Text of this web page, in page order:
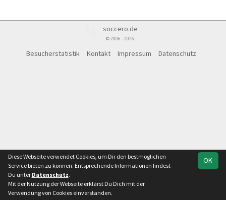
soccero.de
© 2006 - 2026
Besucherstatistik Kontakt Impressum Datenschutz
OK
Diese Webseite verwendet Cookies, um Dir den bestmöglichen
Service bieten zu können. Entsprechende Informationen findest
Du unter Datenschutz.
Mit der Nutzung der Webseite erklärst Du Dich mit der
Verwendung von Cookies einverstanden.